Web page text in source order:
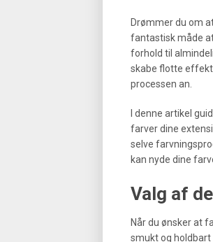
Drømmer du om
fantastisk måde
forhold til
skabe flotte
processen an.
I denne artikel
farver dine
selve
kan nyde dine
Valg af
Når du ønsker at
smukt og